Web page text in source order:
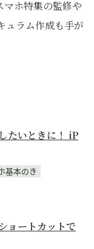
マホ特集の監修や
ュラム作成も手が
たいときに！ iP
基本のき
ョートカットで